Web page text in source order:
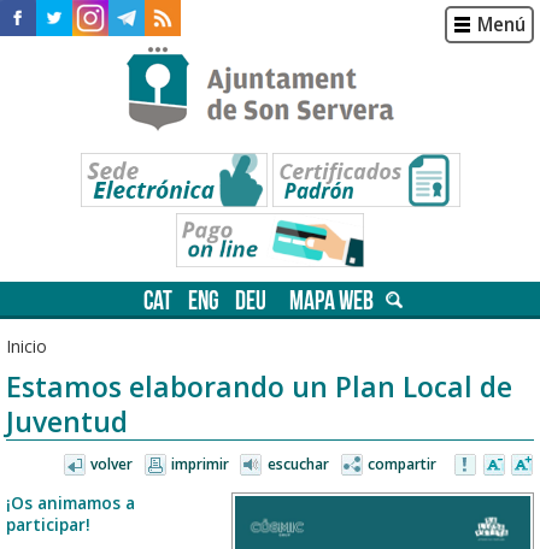
Menú
CAT ENG DEU MAPA WEB
Inicio
Estamos elaborando un Plan Local de
Juventud
volver imprimir escuchar compartir
¡Os animamos a
participar!